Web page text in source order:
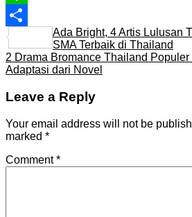
Line
Share
Ada Bright, 4 Artis Lulusan
SMA Terbaik di Thailand
2 Drama Bromance Thailand Populer
Adaptasi dari Novel
Leave a Reply
Your email address will not be
marked *
Comment*